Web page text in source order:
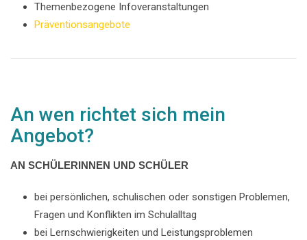
Themenbezogene Infoveranstaltungen
Präventionsangebote
An wen richtet sich mein
Angebot?
AN SCHÜLERINNEN UND SCHÜLER
bei persönlichen, schulischen oder sonstigen Problemen,
Fragen und Konflikten im Schulalltag
bei Lernschwierigkeiten und Leistungsproblemen